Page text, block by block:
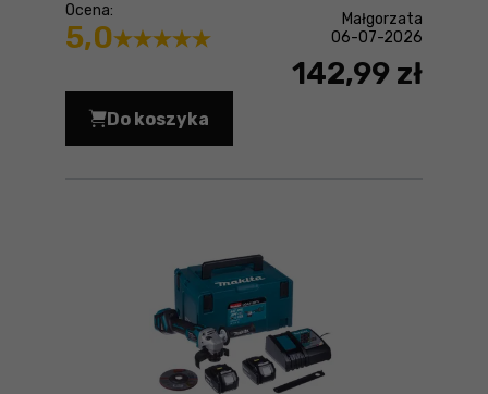
Ocena:
5,0
Małgorzata
06-07-2026
142,99 zł
Do koszyka
Walizka systemowa Makpac Makita